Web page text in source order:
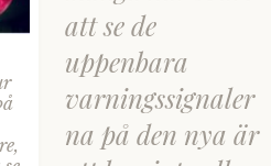
att se de
uppenbara
varningssignaler
na på den nya är